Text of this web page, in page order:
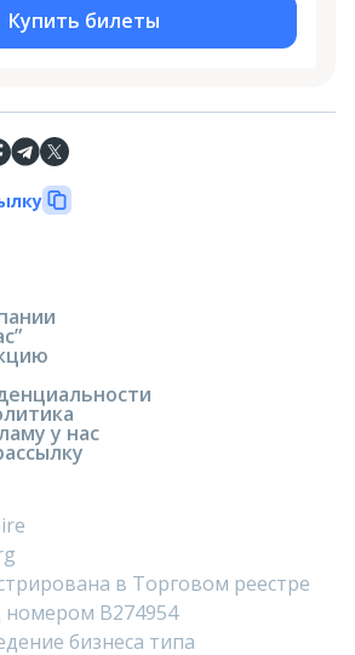
Купить билеты
у нас
в Торговом реестре
B274954
бизнеса типа